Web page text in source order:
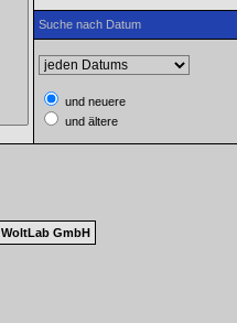
Suche nach Datum
und neuere
und ältere
WoltLab GmbH